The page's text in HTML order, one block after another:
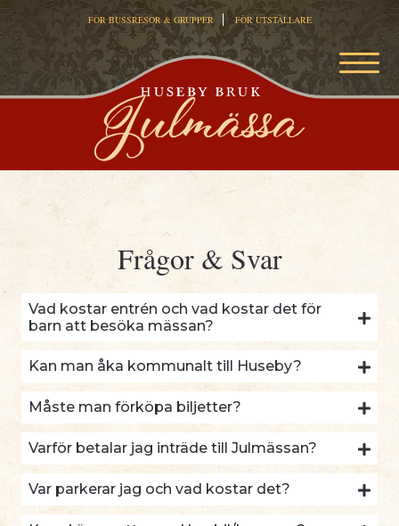
FÖR BUSSRESOR & GRUPPER FÖR UTSTÄLLARE
Frågor & Svar
Vad kostar entrén och vad kostar det för
barn att besöka mässan?
Kan man åka kommunalt till Huseby?
Måste man förköpa biljetter?
Varför betalar jag inträde till Julmässan?
Var parkerar jag och vad kostar det?